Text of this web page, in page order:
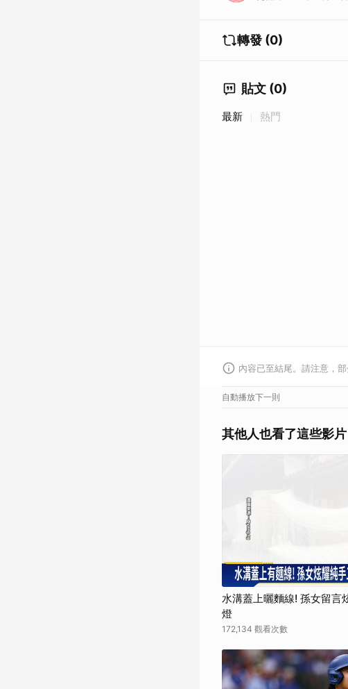
轉發 (0)
貼文 (0)
最新 熱門
內容已至結尾。請注意，部
自動播放下一則
其他人也看了這些影片
水溝蓋上曬麵線! 孫女留言
燈
172,134 觀看次數